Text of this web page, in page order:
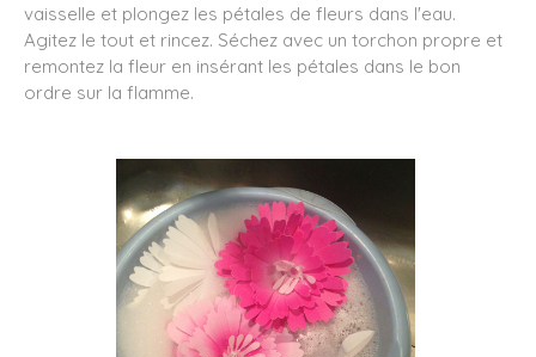
vaisselle et plongez les pétales de fleurs dans l'eau.
Agitez le tout et rincez. Séchez avec un torchon propre et
remontez la fleur en insérant les pétales dans le bon
ordre sur la flamme.